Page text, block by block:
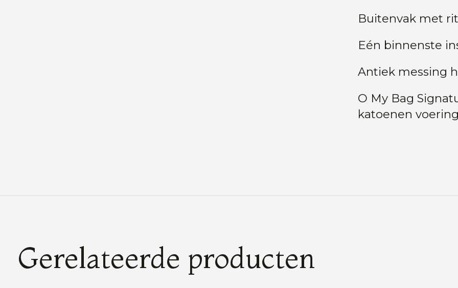
Buitenvak met
Eén binnenste
Antiek messing
O My Bag
katoenen voering
Gerelateerde producten